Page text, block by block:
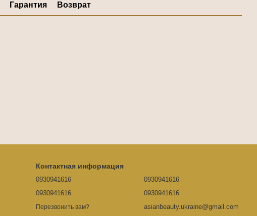
Гарантия Возврат
Контактная информация
0930941616
0930941616
Перезвонить вам?
0930941616
0930941616
asianbeauty.ukraine@gmail.com